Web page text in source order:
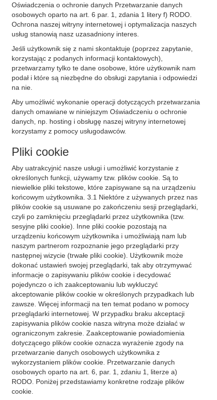
Oświadczenia o ochronie danych Przetwarzanie danych
osobowych oparto na art. 6 par. 1, zdania 1 litery f) RODO.
Ochrona naszej witryny internetowej i optymalizacja naszych
usług stanowią nasz uzasadniony interes.
Jeśli użytkownik się z nami skontaktuje (poprzez zapytanie,
korzystając z podanych informacji kontaktowych),
przetwarzamy tylko te dane osobowe, które użytkownik nam
podał i które są niezbędne do obsługi zapytania i odpowiedzi
na nie.
Aby umożliwić wykonanie operacji dotyczących przetwarzania
danych omawiane w niniejszym Oświadczeniu o ochronie
danych, np. hosting i obsługę naszej witryny internetowej
korzystamy z pomocy usługodawców.
Pliki cookie
Aby uatrakcyjnić nasze usługi i umożliwić korzystanie z
określonych funkcji, używamy tzw. plików cookie. Są to
niewielkie pliki tekstowe, które zapisywane są na urządzeniu
końcowym użytkownika. 3.1 Niektóre z używanych przez nas
plików cookie są usuwane po zakończeniu sesji przeglądarki,
czyli po zamknięciu przeglądarki przez użytkownika (tzw.
sesyjne pliki cookie). Inne pliki cookie pozostają na
urządzeniu końcowym użytkownika i umożliwiają nam lub
naszym partnerom rozpoznanie jego przeglądarki przy
następnej wizycie (trwałe pliki cookie). Użytkownik może
dokonać ustawień swojej przeglądarki, tak aby otrzymywać
informacje o zapisywaniu plików cookie i decydować
pojedynczo o ich zaakceptowaniu lub wykluczyć
akceptowanie plików cookie w określonych przypadkach lub
zawsze. Więcej informacji na ten temat podano w pomocy
przeglądarki internetowej. W przypadku braku akceptacji
zapisywania plików cookie nasza witryna może działać w
ograniczonym zakresie. Zaakceptowanie powiadomienia
dotyczącego plików cookie oznacza wyrażenie zgody na
przetwarzanie danych osobowych użytkownika z
wykorzystaniem plików cookie. Przetwarzanie danych
osobowych oparto na art. 6, par. 1, zdaniu 1, literze a)
RODO. Poniżej przedstawiamy konkretne rodzaje plików
cookie.